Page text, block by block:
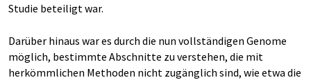
Studie beteiligt war.
Darüber hinaus war es durch die nun vollständigen Genome
möglich, bestimmte Abschnitte zu verstehen, die mit
herkömmlichen Methoden nicht zugänglich sind, wie etwa die